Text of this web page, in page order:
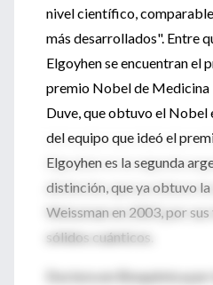
nivel científico,
más desarrollados". Entre
Elgoyhen se encuentran el
premio Nobel de Medicina
Duve, que obtuvo el
del equipo que ideó el
Elgoyhen es la segunda
distinción, que ya obtuvo
Weissman en 2003, por
sólidos cuánticos.
Doctora en Bioquímica por